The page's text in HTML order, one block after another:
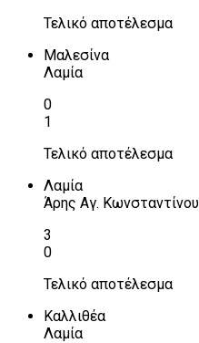
Τελικό αποτέλεσμα
Μαλεσίνα
Λαμία
0
1
Τελικό αποτέλεσμα
Λαμία
Άρης Αγ. Κωνσταντίνου
3
0
Τελικό αποτέλεσμα
Καλλιθέα
Λαμία